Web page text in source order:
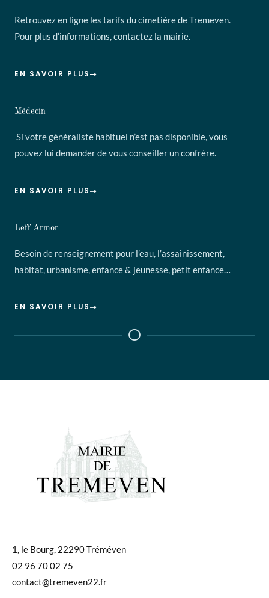
Retrouvez en ligne les tarifs du cimetière de Tremeven.
Pour plus d’informations, contactez la mairie.
EN SAVOIR PLUS
Médecin
Si votre généraliste habituel n’est pas disponible, vous
pouvez lui demander de vous conseiller un confrère.
EN SAVOIR PLUS
Leff Armor
Besoin de renseignement pour l’eau, l’assainissement,
habitat, urbanisme, enfance & jeunesse, petit enfance…
EN SAVOIR PLUS
1, le Bourg, 22290 Tréméven
02 96 70 02 75
contact@tremeven22.fr